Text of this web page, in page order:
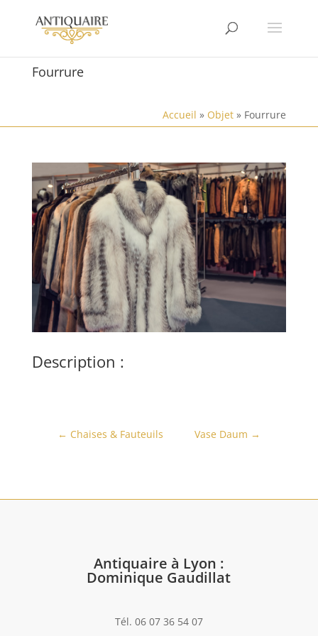
Fourrure
Accueil » Objet » Fourrure
Description :
← Chaises & Fauteuils Vase Daum →
Antiquaire à Lyon :
Dominique Gaudillat
Tél. 06 07 36 54 07